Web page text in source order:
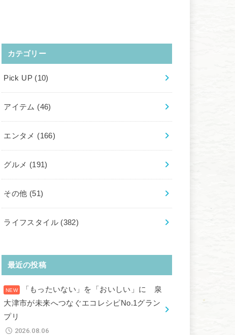
カテゴリー
Pick UP (10)
アイテム (46)
エンタメ (166)
グルメ (191)
その他 (51)
ライフスタイル (382)
最近の投稿
「もったいない」を「おいしい」に 泉
大津市が未来へつなぐエコレシピNo.1グラン
プリ
2026.08.06